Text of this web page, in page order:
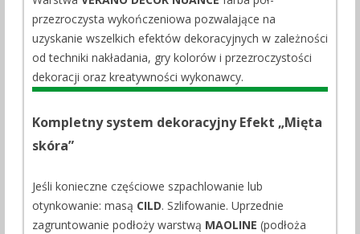
przezroczysta wykończeniowa pozwalające na
uzyskanie wszelkich efektów dekoracyjnych w zależności
od techniki nakładania, gry kolorów i przezroczystości
dekoracji oraz kreatywności wykonawcy.
Kompletny system dekoracyjny Efekt „Mięta
skóra”
Jeśli konieczne częściowe szpachlowanie lub
otynkowanie: masą CILD. Szlifowanie. Uprzednie
zagruntowanie podłoży warstwą MAOLINE (podłoża